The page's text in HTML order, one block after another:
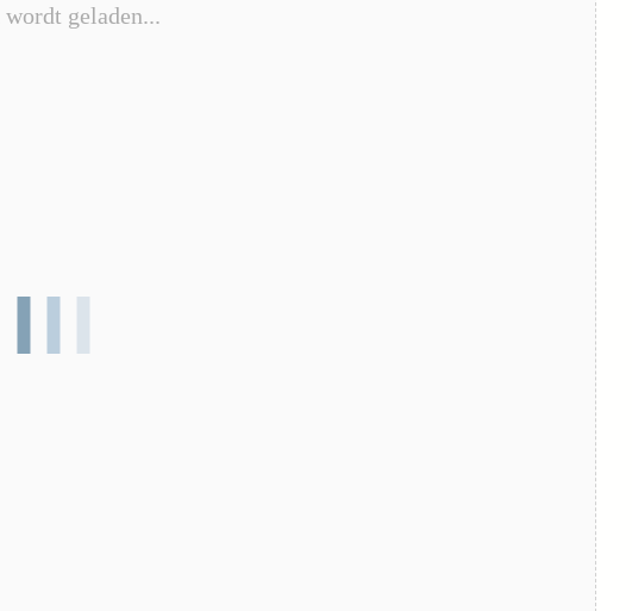
geladen...